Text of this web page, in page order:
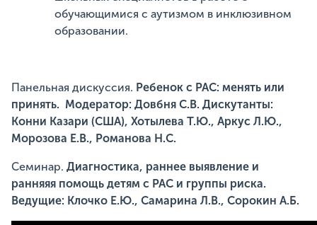
обучающимися с аутизмом в инклюзивном
образовании.
Панельная дискуссия. Ребенок с РАС: менять или
принять. Модератор: Довбня С.В. Дискутанты:
Конни Казари (США), Хотылева Т.Ю., Аркус Л.Ю.,
Морозова Е.В., Романова Н.С.
Семинар. Диагностика, раннее выявление и
ранняяя помощь детям с РАС и группы риска.
Ведущие: Клочко Е.Ю., Самарина Л.В., Сорокин А.Б.